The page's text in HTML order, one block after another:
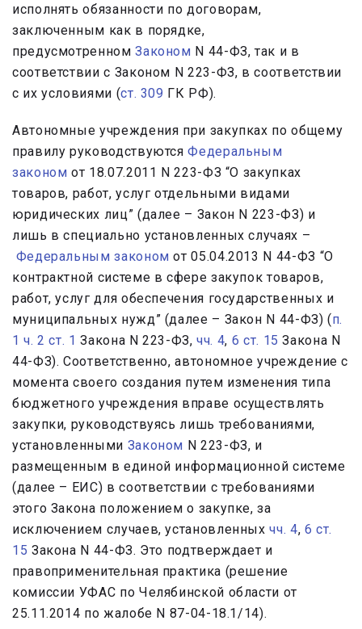
исполнять обязанности по договорам,
заключенным как в порядке,
предусмотренномЗаконом N 44-ФЗ, так и в
соответствии с Законом N 223-ФЗ, в соответствии
с их условиями (ст. 309 ГК РФ).
Автономные учреждения при закупках по общему
правилу руководствуютсяФедеральным
законом от 18.07.2011 N 223-ФЗ “О закупках
товаров, работ, услуг отдельными видами
юридических лиц” (далее – Закон N 223-ФЗ) и
лишь в специально установленных случаях –
Федеральным законом от 05.04.2013 N 44-ФЗ “О
контрактной системе в сфере закупок товаров,
работ, услуг для обеспечения государственных и
муниципальных нужд” (далее – Закон N 44-ФЗ) (п.
1 ч. 2 ст. 1 Закона N 223-ФЗ,чч. 4, 6 ст. 15 Закона N
44-ФЗ). Соответственно, автономное учреждение с
момента своего создания путем изменения типа
бюджетного учреждения вправе осуществлять
закупки, руководствуясь лишь требованиями,
установленными Законом N 223-ФЗ, и
размещенным в единой информационной системе
(далее – ЕИС) в соответствии с требованиями
этого Закона положением о закупке, за
исключением случаев, установленныхчч. 4, 6 ст.
15 Закона N 44-ФЗ. Это подтверждает и
правоприменительная практика (решение
комиссии УФАС по Челябинской области от
25.11.2014 по жалобе N 87-04-18.1/14).